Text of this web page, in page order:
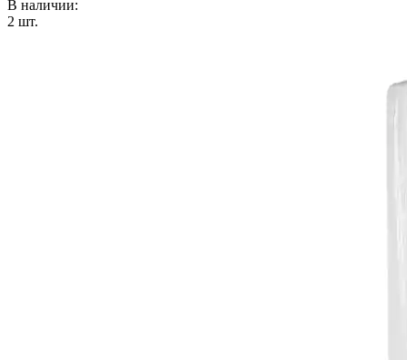
В наличии:
2 шт.